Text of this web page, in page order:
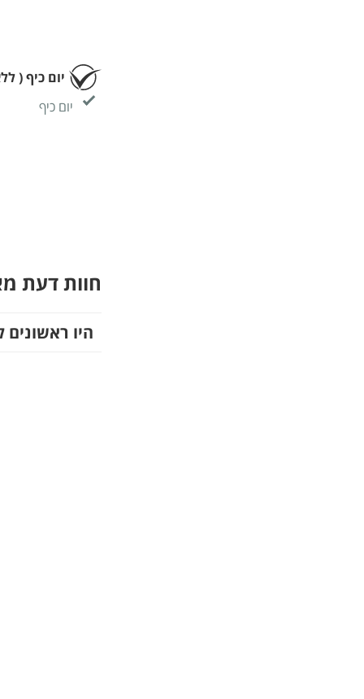
יום כיף (
יום כיף
חוות דעת
היו ראשונים